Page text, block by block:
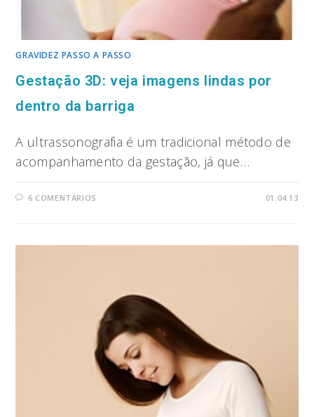
GRAVIDEZ PASSO A PASSO
Gestação 3D: veja imagens lindas por
dentro da barriga
A ultrassonografia é um tradicional método de
acompanhamento da gestação, já que…
6 COMENTÁRIOS 01.04.13